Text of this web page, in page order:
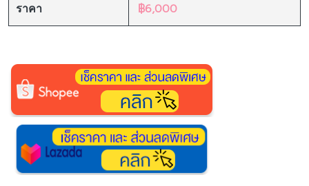
ราคา ฿6,000